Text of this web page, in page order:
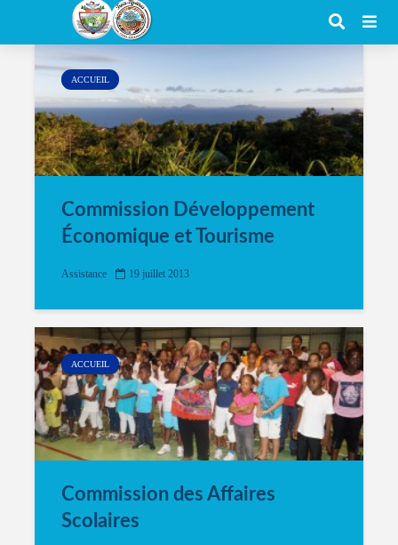
Author - Assistance
ACCUEIL
Commission Développement
Économique et Tourisme
Assistance 19 juillet 2013
ACCUEIL
Commission des Affaires
Scolaires